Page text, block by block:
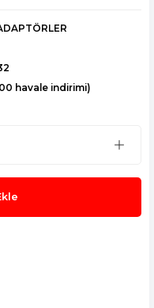
havale indirimi)